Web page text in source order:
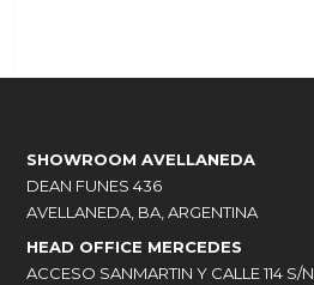
SHOWROOM AVELLANEDA
DEAN FUNES 436
AVELLANEDA, BA, ARGENTINA
HEAD OFFICE MERCEDES
ACCESO SANMARTIN Y CALLE 114 S/N